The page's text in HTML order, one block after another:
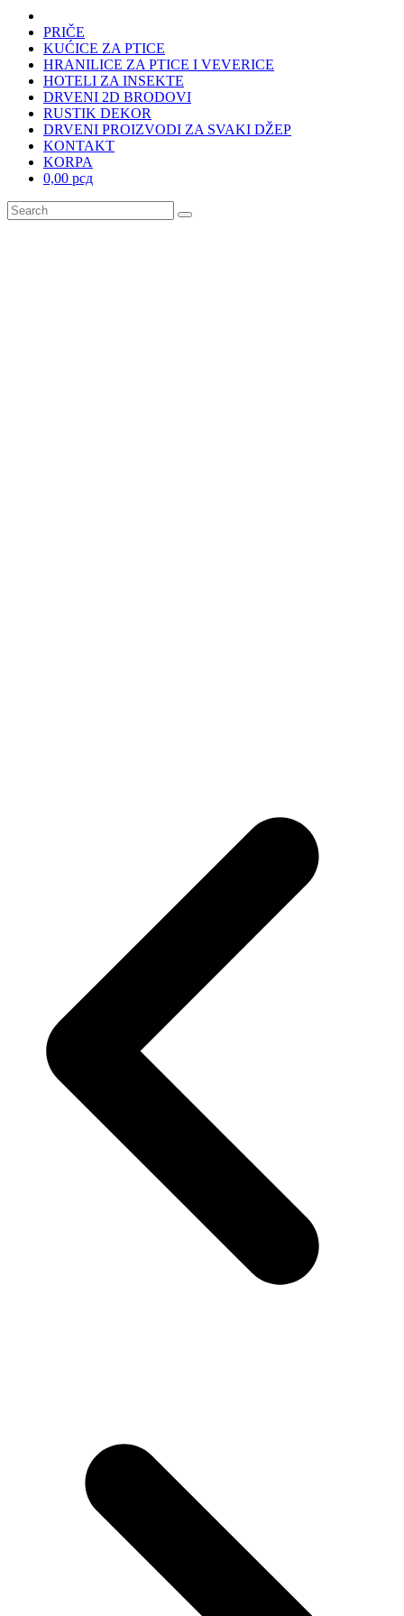
PRIČE
KUĆICE ZA PTICE
HRANILICE ZA PTICE I VEVERICE
HOTELI ZA INSEKTE
DRVENI 2D BRODOVI
RUSTIK DEKOR
DRVENI PROIZVODI ZA SVAKI DŽEP
KONTAKT
KORPA
0,00 рсд